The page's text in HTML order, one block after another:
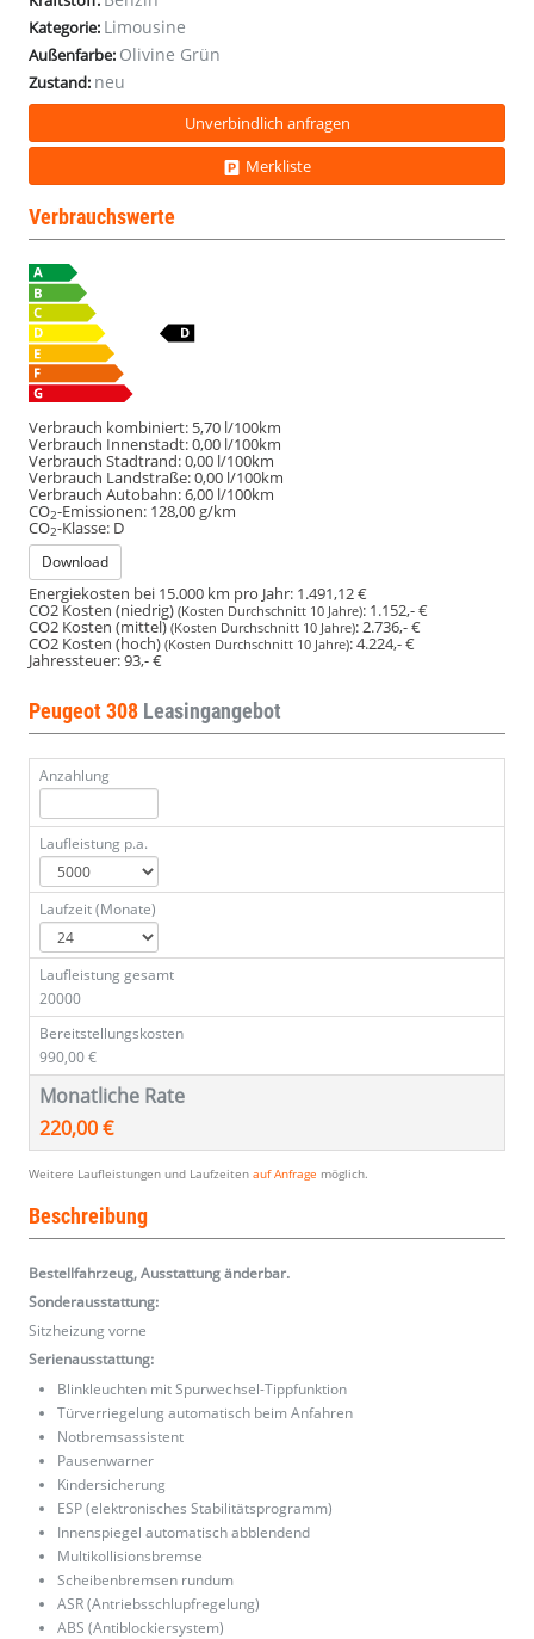
Kategorie: Limousine
Außenfarbe: Olivine Grün
Zustand: neu
Unverbindlich anfragen
Merkliste
Verbrauchswerte
Verbrauch kombiniert: 5,70 l/100km
Verbrauch Innenstadt:0,00 l/100km
Verbrauch Stadtrand:0,00 l/100km
Verbrauch Landstraße:0,00 l/100km
Verbrauch Autobahn:6,00 l/100km
CO2-Emissionen: 128,00 g/km
CO2-Klasse: D
Download
Energiekosten bei 15.000 km pro Jahr: 1.491,12 €
CO2 Kosten (niedrig) (Kosten Durchschnitt 10 Jahre): 1.152,- €
CO2 Kosten (mittel)(Kosten Durchschnitt 10 Jahre): 2.736,- €
CO2 Kosten (hoch) (Kosten Durchschnitt 10 Jahre):4.224,- €
Jahressteuer:93,- €
Peugeot 308 Leasingangebot
Anzahlung
Laufleistung p.a.
Laufzeit (Monate)
Laufleistung gesamt
20000
Bereitstellungskosten
990,00 €
Monatliche Rate
220,00 €
Weitere Laufleistungen und Laufzeiten auf Anfrage möglich.
Beschreibung
Bestellfahrzeug, Ausstattung änderbar.
Sonderausstattung:
Sitzheizung vorne
Serienausstattung:
Blinkleuchten mit Spurwechsel-Tippfunktion
Türverriegelung automatisch beim Anfahren
Notbremsassistent
Pausenwarner
Kindersicherung
ESP (elektronisches Stabilitätsprogramm)
Innenspiegel automatisch abblendend
Multikollisionsbremse
Scheibenbremsen rundum
ASR (Antriebsschlupfregelung)
ABS (Antiblockiersystem)